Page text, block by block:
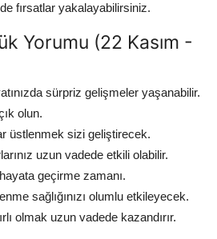
fırsatlar yakalayabilirsiniz.
Yorumu (22 Kasım -
sürpriz gelişmeler yaşanabilir.
olun.
üstlenmek sizi geliştirecek.
uzun vadede etkili olabilir.
geçirme zamanı.
sağlığınızı olumlu etkileyecek.
olmak uzun vadede kazandırır.